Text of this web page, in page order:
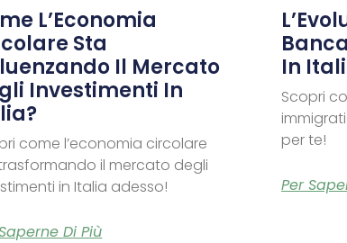
L’Economia
Sta
Il Mercato
Investimenti In
come l’economia circolare
il mercato degli
in Italia adesso!
Di Più
In
Scopri
per te!
Per